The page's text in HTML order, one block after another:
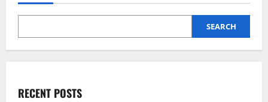
SEARCH
RECENT POSTS